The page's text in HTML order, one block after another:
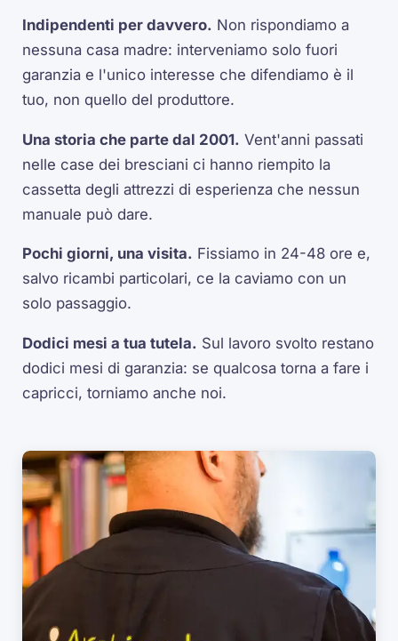
Indipendenti per davvero. Non rispondiamo a
nessuna casa madre: interveniamo solo fuori
garanzia e l'unico interesse che difendiamo è il
tuo, non quello del produttore.
Una storia che parte dal 2001. Vent'anni passati
nelle case dei bresciani ci hanno riempito la
cassetta degli attrezzi di esperienza che nessun
manuale può dare.
Pochi giorni, una visita. Fissiamo in 24-48 ore e,
salvo ricambi particolari, ce la caviamo con un
solo passaggio.
Dodici mesi a tua tutela. Sul lavoro svolto restano
dodici mesi di garanzia: se qualcosa torna a fare i
capricci, torniamo anche noi.